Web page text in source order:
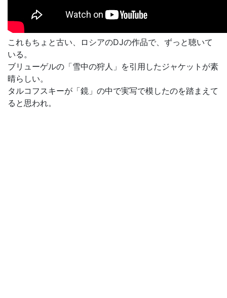
これもちょと古い、ロシアのDJの作品で、ずっと聴いて
いる。
ブリューゲルの「雪中の狩人」を引用したジャケットが素
晴らしい。
タルコフスキーが「鏡」の中で実写で模したのを踏まえて
ると思われ。